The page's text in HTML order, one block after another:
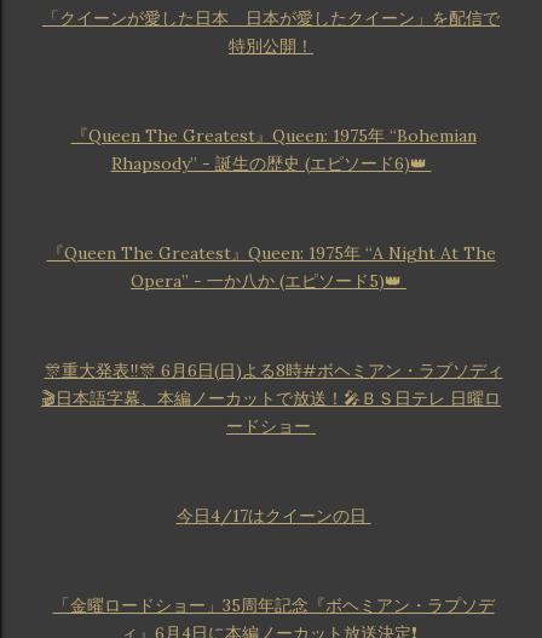
「クイーンが愛した日本 日本が愛したクイーン」を配信で
特別公開！
『Queen The Greatest』Queen: 1975年 “Bohemian
Rhapsody” - 誕生の歴史 (エピソード6)👑
『Queen The Greatest』Queen: 1975年 “A Night At The
Opera” - 一か八か (エピソード5)👑
🎊重大発表‼🎊 6月6日(日)よる8時#ボヘミアン・ラプソディ
🎬日本語字幕、本編ノーカットで放送！🎤ＢＳ日テレ 日曜ロ
ードショー
今日4/17はクイーンの日
「金曜ロードショー」35周年記念『ボヘミアン・ラプソデ
ィ』6月4日に本編ノーカット放送決定❗